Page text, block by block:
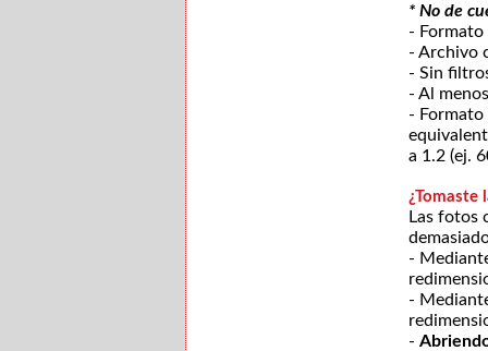
* No de
- Formato
- Archivo
- Sin
- Al
-
a 1.2 (ej.
¿Tomaste
Las fotos
-
-
-